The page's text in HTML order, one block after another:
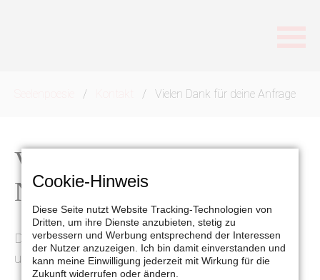
Vielen Dank für deine Anfrage
Vielen Dank für deine
Nachricht!
Deine Botschaft wurde erfolgreich versendet
und ich werde mich in Kürze bei dir melden.
Cookie-Hinweis
Diese Seite nutzt Website Tracking-Technologien von
Dritten, um ihre Dienste anzubieten, stetig zu
verbessern und Werbung entsprechend der Interessen
der Nutzer anzuzeigen. Ich bin damit einverstanden und
kann meine Einwilligung jederzeit mit Wirkung für die
Zukunft widerrufen oder ändern.